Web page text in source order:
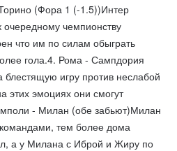
(Фора 1 (-1.5))Интер
чемпионству
что им по силам обыграть
гола.4. Рома - Сампдория
игру против неслабой
этих эмоциях они смогут
- Милан (обе забьют)Милан
тем более дома
а у Милана с Иброй и Жиру по